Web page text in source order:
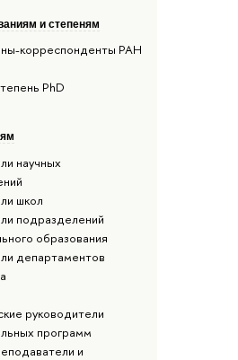
и степеням
корреспонденты РАН
PhD
научных
школ
подразделений
образования
департаментов
руководители
программ
и